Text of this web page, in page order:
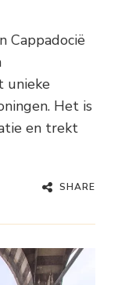
Cappadocië
unieke
Het is
en trekt
SHARE